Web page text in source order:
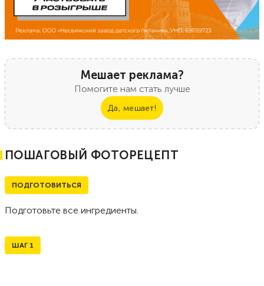
Мешает реклама?
Помогите нам стать лучше
Да, мешает!
ПОШАГОВЫЙ ФОТОРЕЦЕПТ
ПОДГОТОВИТЬСЯ
Подготовьте все ингредиенты.
ШАГ 1